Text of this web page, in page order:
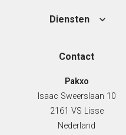
Diensten
Contact
Pakxo
Isaac Sweerslaan 10
2161 VS Lisse
Nederland